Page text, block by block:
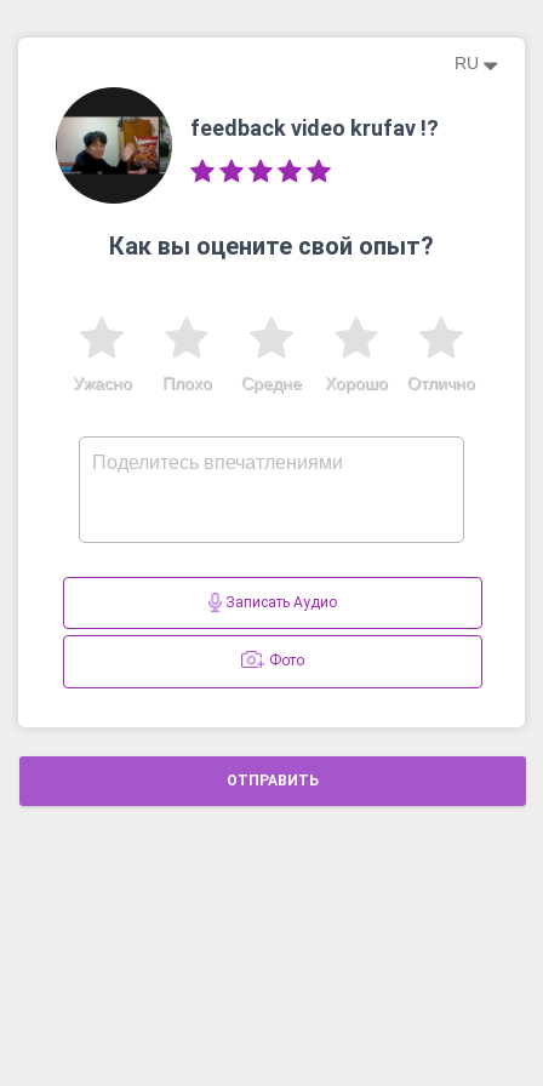
RU
feedback video krufav !?
Как вы оцените свой опыт?
Отлично
Хорошо
Средне
Плохо
Ужасно
Записать Аудио
Фото
ОТПРАВИТЬ